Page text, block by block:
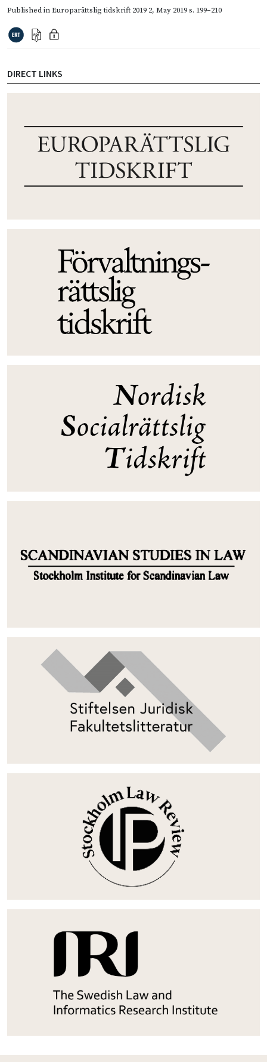
Published inEuroparättslig tidskrift 2019 2, May 2019s. 199–210
DIRECT LINKS